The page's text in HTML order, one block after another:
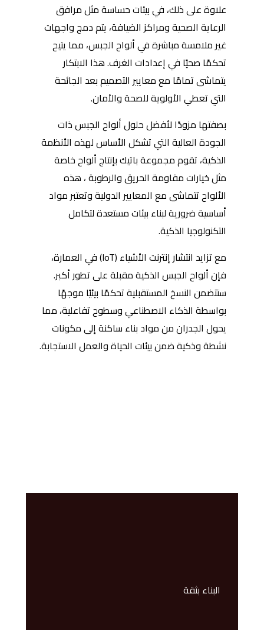
علاوة على ذلك، في بيئات حساسة مثل مرافق
الرعاية الصحية ومراكز الضيافة، يتم دمج واجهات
غير ملامسة مباشرة في ألواح الجبس، مما يتيح
تحكمًا صحيًا في إعدادات الغرف. هذا الابتكار
يتماشى تمامًا مع معايير التصميم بعد الجائحة
التي تعطي الأولوية للصحة والأمان.
بصفتها مزودًا لأفضل حلول ألواح الجبس ذات
الجودة العالية التي تشكل الأساس لهذه الأنظمة
الذكية، تقوم مجموعة باتيك بإنتاج ألواح خاصة
مثل خيارات مقاومة الحريق والرطوبة ، هذه
الألواح تتماشى مع المعايير الدولية وتعتبر مواد
أساسية ضرورية لبناء بيئات مستعدة لتكامل
التكنولوجيا الذكية.
مع تزايد انتشار إنترنت الأشياء (IoT) في العمارة،
فإن ألواح الجبس الذكية مقبلة على تطور أكبر.
ستتضمن النسخ المستقبلية تحكمًا بيئيًا موجهًا
بواسطة الذكاء الاصطناعي وسطوح تفاعلية، مما
يحول الجدران من مواد بناء ساكنة إلى مكونات
نشطة وذكية ضمن بيئات الحياة والعمل الاستجابة.
البناء بثقة